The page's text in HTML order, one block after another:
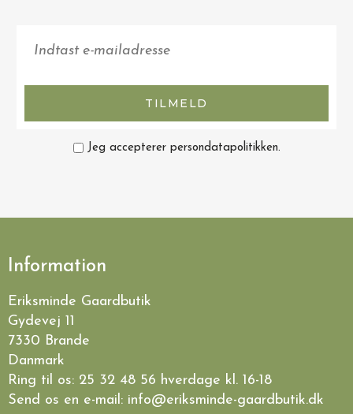
TILMELD
Jeg accepterer persondatapolitikken.
Information
Eriksminde Gaardbutik
Gydevej 11
7330 Brande
Danmark
Ring til os: 25 32 48 56 hverdage kl. 16-18
Send os en e-mail: info@eriksminde-gaardbutik.dk